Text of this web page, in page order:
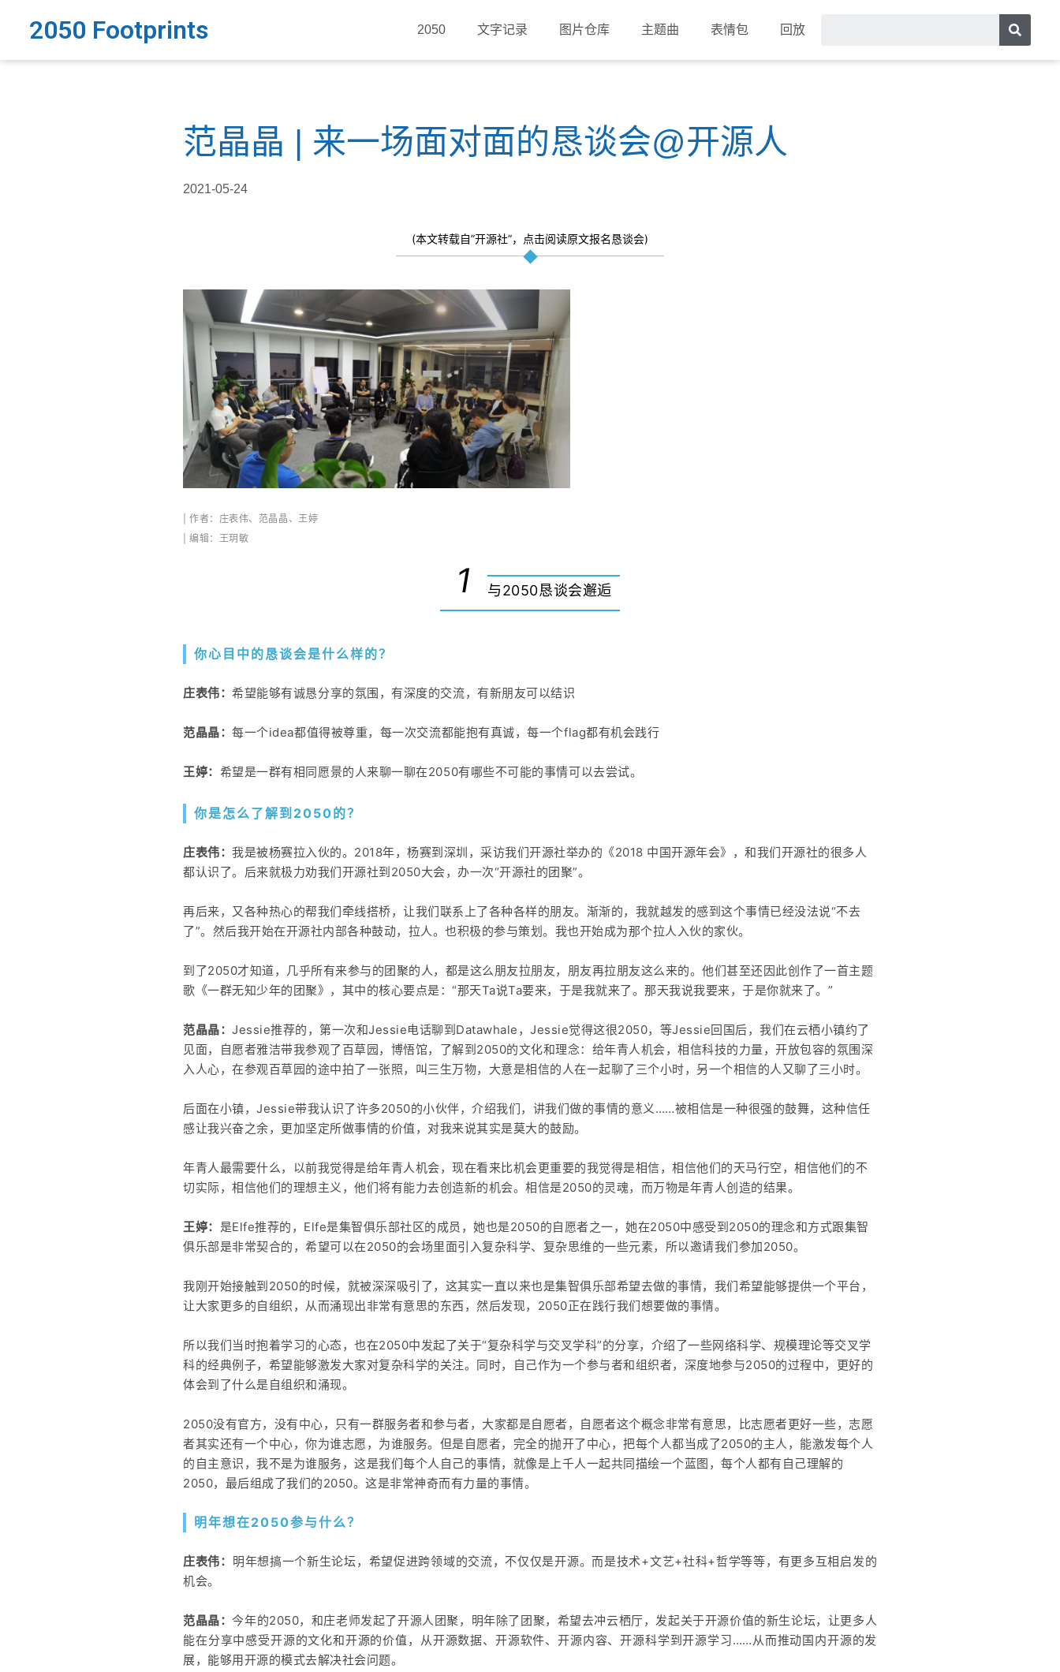
2050 Footprints 2050 文字记录 图片仓库 主题曲 表情包 回放
范晶晶 | 来一场面对面的恳谈会@开源人
2021-05-24
(本文转载自”开源社”，点击阅读原文报名恳谈会)
| 作者：庄表伟、范晶晶、王婷
| 编辑：王玥敏
1 与2050恳谈会邂逅
你心目中的恳谈会是什么样的？
庄表伟：希望能够有诚恳分享的氛围，有深度的交流，有新朋友可以结识
范晶晶：每一个idea都值得被尊重，每一次交流都能抱有真诚，每一个flag都有机会践行
王婷： 希望是一群有相同愿景的人来聊一聊在2050有哪些不可能的事情可以去尝试。
你是怎么了解到2050的？
庄表伟： 我是被杨赛拉入伙的。2018年，杨赛到深圳，采访我们开源社举办的《2018 中国开源年会》，和我们开源社的很多人
都认识了。后来就极力劝我们开源社到2050大会，办一次“开源社的团聚”。
再后来，又各种热心的帮我们牵线搭桥，让我们联系上了各种各样的朋友。渐渐的，我就越发的感到这个事情已经没法说“不去
了”。然后我开始在开源社内部各种鼓动，拉人。也积极的参与策划。我也开始成为那个拉人入伙的家伙。
到了2050才知道，几乎所有来参与的团聚的人，都是这么朋友拉朋友，朋友再拉朋友这么来的。他们甚至还因此创作了一首主题
歌《一群无知少年的团聚》，其中的核心要点是：“那天Ta说Ta要来，于是我就来了。那天我说我要来，于是你就来了。”
范晶晶： Jessie推荐的，第一次和Jessie电话聊到Datawhale，Jessie觉得这很2050，等Jessie回国后，我们在云栖小镇约了
见面，自愿者雅洁带我参观了百草园，博悟馆，了解到2050的文化和理念：给年青人机会，相信科技的力量，开放包容的氛围深
入人心，在参观百草园的途中拍了一张照，叫三生万物，大意是相信的人在一起聊了三个小时，另一个相信的人又聊了三小时。
后面在小镇，Jessie带我认识了许多2050的小伙伴，介绍我们，讲我们做的事情的意义……被相信是一种很强的鼓舞，这种信任
感让我兴奋之余，更加坚定所做事情的价值，对我来说其实是莫大的鼓励。
年青人最需要什么，以前我觉得是给年青人机会，现在看来比机会更重要的我觉得是相信，相信他们的天马行空，相信他们的不
切实际，相信他们的理想主义，他们将有能力去创造新的机会。相信是2050的灵魂，而万物是年青人创造的结果。
王婷： 是Elfe推荐的，Elfe是集智俱乐部社区的成员，她也是2050的自愿者之一，她在2050中感受到2050的理念和方式跟集智
俱乐部是非常契合的，希望可以在2050的会场里面引入复杂科学、复杂思维的一些元素，所以邀请我们参加2050。
我刚开始接触到2050的时候，就被深深吸引了，这其实一直以来也是集智俱乐部希望去做的事情，我们希望能够提供一个平台，
让大家更多的自组织，从而涌现出非常有意思的东西，然后发现，2050正在践行我们想要做的事情。
所以我们当时抱着学习的心态，也在2050中发起了关于“复杂科学与交叉学科”的分享，介绍了一些网络科学、规模理论等交叉学
科的经典例子，希望能够激发大家对复杂科学的关注。同时，自己作为一个参与者和组织者，深度地参与2050的过程中，更好的
体会到了什么是自组织和涌现。
2050没有官方，没有中心，只有一群服务者和参与者，大家都是自愿者，自愿者这个概念非常有意思，比志愿者更好一些，志愿
者其实还有一个中心，你为谁志愿，为谁服务。但是自愿者，完全的抛开了中心，把每个人都当成了2050的主人，能激发每个人
的自主意识，我不是为谁服务，这是我们每个人自己的事情，就像是上千人一起共同描绘一个蓝图，每个人都有自己理解的
2050，最后组成了我们的2050。这是非常神奇而有力量的事情。
明年想在2050参与什么？
庄表伟： 明年想搞一个新生论坛，希望促进跨领域的交流，不仅仅是开源。而是技术+文艺+社科+哲学等等，有更多互相启发的
机会。
范晶晶：今年的2050，和庄老师发起了开源人团聚，明年除了团聚，希望去冲云栖厅，发起关于开源价值的新生论坛，让更多人
能在分享中感受开源的文化和开源的价值，从开源数据、开源软件、开源内容、开源科学到开源学习……从而推动国内开源的发
展，能够用开源的模式去解决社会问题。